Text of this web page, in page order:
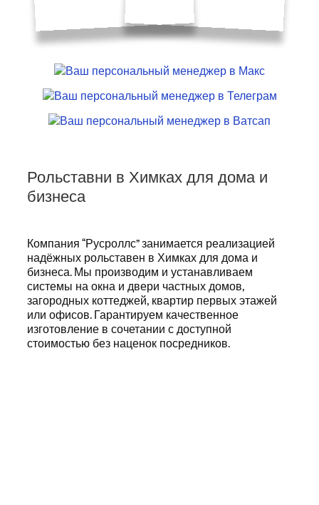
Рольставни в Химках для дома и
бизнеса
Компания “Русроллс” занимается реализацией
надёжных рольставен в Химках для дома и
бизнеса. Мы производим и устанавливаем
системы на окна и двери частных домов,
загородных коттеджей, квартир первых этажей
или офисов. Гарантируем качественное
изготовление в сочетании с доступной
стоимостью без наценок посредников.